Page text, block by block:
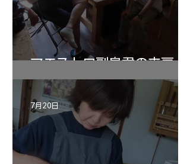
マエストロ副島君の来房
7月20日